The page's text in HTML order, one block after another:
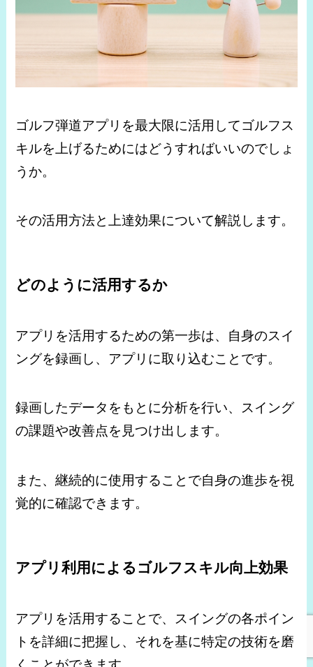
ゴルフ弾道アプリを最大限に活用してゴルフス
キルを上げるためにはどうすればいいのでしょ
うか。
その活用方法と上達効果について解説します。
どのように活用するか
アプリを活用するための第一歩は、自身のスイ
ングを録画し、アプリに取り込むことです。
録画したデータをもとに分析を行い、スイング
の課題や改善点を見つけ出します。
また、継続的に使用することで自身の進歩を視
覚的に確認できます。
アプリ利用によるゴルフスキル向上効果
アプリを活用することで、スイングの各ポイン
トを詳細に把握し、それを基に特定の技術を磨